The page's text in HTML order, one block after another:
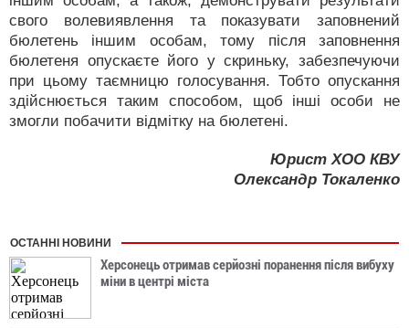
свого волевиявлення та показувати заповнений
бюлетень іншим особам, тому після заповнення
бюлетеня опускаєте його у скриньку, забезпечуючи
при цьому таємницю голосування. Тобто опускання
здійснюється таким способом, щоб інші особи не
змогли побачити відмітку на бюлетені.
Юрист ХОО КВУ
Олександр Токаленко
ОСТАННІ НОВИНИ
Херсонець отримав серйозні поранення після вибуху
міни в центрі міста